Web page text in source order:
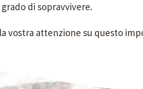
grado di sopravvivere.
vostra attenzione su questo